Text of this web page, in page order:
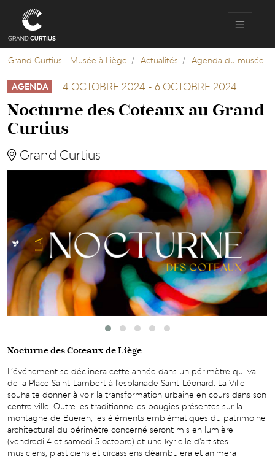
contenu
principal
Grand Curtius - Musée à Liège
Actualités Agenda du musée
AGENDA 4 OCTOBRE 2024 - 6 OCTOBRE 2024
Nocturne des Coteaux au Grand
Curtius
Grand Curtius
Nocturne des Coteaux de Liège
L’événement se déclinera cette année dans un périmètre qui va
de la Place Saint-Lambert à l'esplanade Saint-Léonard. La Ville
souhaite donner à voir la transformation urbaine en cours dans son
centre ville. Outre les traditionnelles bougies présentes sur la
montagne de Bueren, les éléments emblématiques du patrimoine
architectural du périmètre concerné seront mis en lumière
(vendredi 4 et samedi 5 octobre) et une kyrielle d'artistes
musiciens, plasticiens et circassiens déambulera et animera